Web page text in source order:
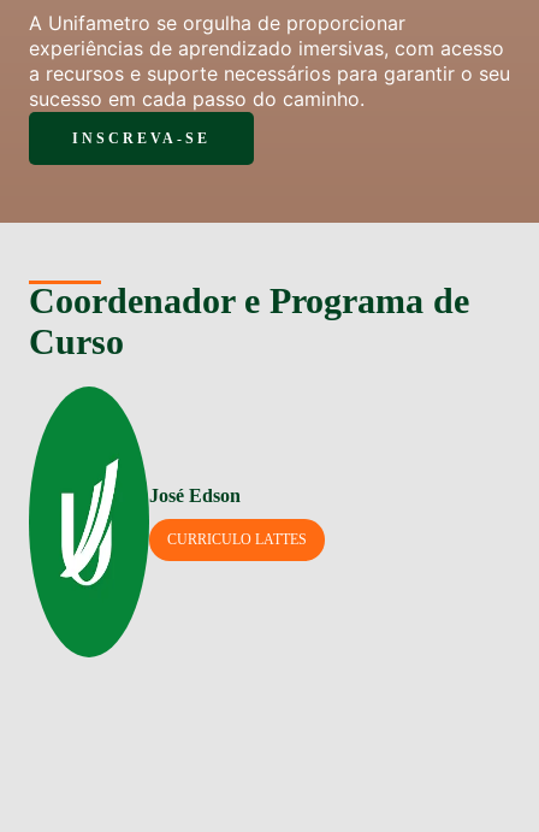
A Unifametro se orgulha de proporcionar
experiências de aprendizado imersivas, com acesso
a recursos e suporte necessários para garantir o seu
sucesso em cada passo do caminho.
INSCREVA-SE
Coordenador e Programa de
Curso
José Edson
CURRICULO LATTES